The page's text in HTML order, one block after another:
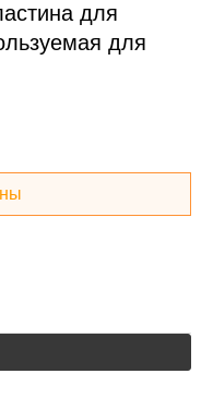
для
для